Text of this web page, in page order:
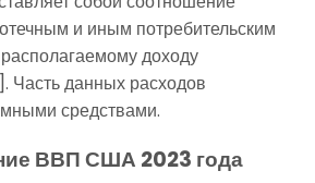
и иным потребительским
доходу
Часть данных расходов
средствами.
ВВП США 2023 года